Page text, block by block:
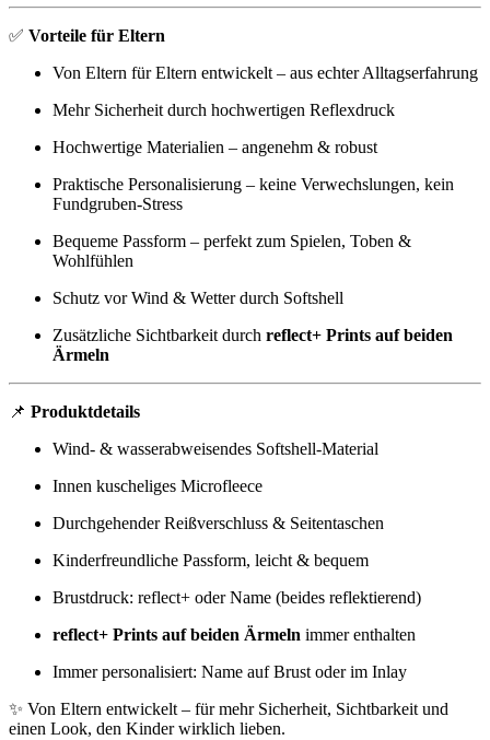
✅ Vorteile für Eltern
Von Eltern für Eltern entwickelt – aus echter Alltagserfahrung
Mehr Sicherheit durch hochwertigen Reflexdruck
Hochwertige Materialien – angenehm & robust
Praktische Personalisierung – keine Verwechslungen, kein
Fundgruben-Stress
Bequeme Passform – perfekt zum Spielen, Toben &
Wohlfühlen
Schutz vor Wind & Wetter durch Softshell
Zusätzliche Sichtbarkeit durch reflect+ Prints auf beiden
Ärmeln
📌 Produktdetails
Wind- & wasserabweisendes Softshell-Material
Innen kuscheliges Microfleece
Durchgehender Reißverschluss & Seitentaschen
Kinderfreundliche Passform, leicht & bequem
Brustdruck: reflect+ oder Name (beides reflektierend)
reflect+ Prints auf beiden Ärmeln immer enthalten
Immer personalisiert: Name auf Brust oder im Inlay
✨ Von Eltern entwickelt – für mehr Sicherheit, Sichtbarkeit und
einen Look, den Kinder wirklich lieben.